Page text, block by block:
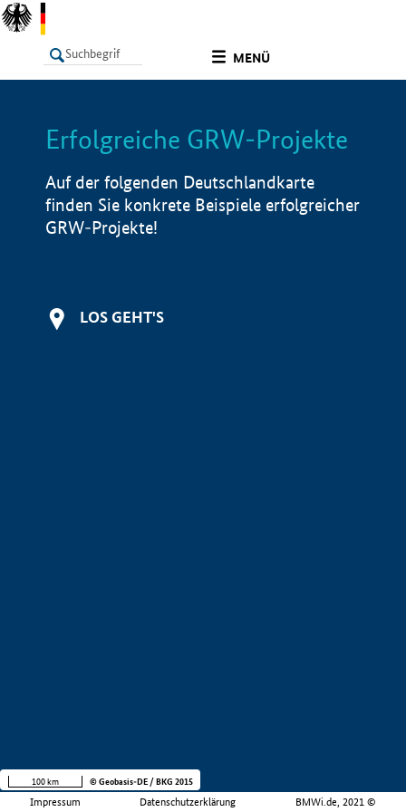
MENÜ
LISTE Info
Erfolgreiche GRW-Projekte
Auf der folgenden Deutschlandkarte
finden Sie konkrete Beispiele erfolgreicher
GRW-Projekte!
LOS GEHT'S
Impressum Datenschutzerklärung BMWi.de, 2021 ©
100 km © Geobasis-DE / BKG 2015